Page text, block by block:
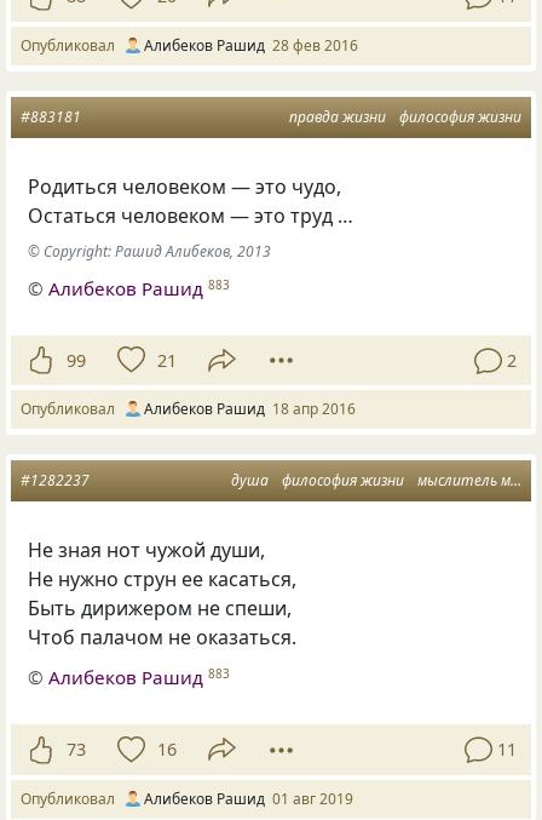
Опубликовал Алибеков Рашид 28 фев 2016
правда жизни философия жизни
#883181
Родиться человеком — это чудо,
Остаться человеком — это труд …
© Copyright: Рашид Алибеков, 2013
©Алибеков Рашид 883
99 21 2
Опубликовал Алибеков Рашид 18 апр 2016
душа философия жизни мыслитель месяца
#1282237
Не зная нот чужой души,
Не нужно струн ее касаться,
Быть дирижером не спеши,
Чтоб палачом не оказаться.
©Алибеков Рашид 883
73 16 11
Опубликовал Алибеков Рашид 01 авг 2019